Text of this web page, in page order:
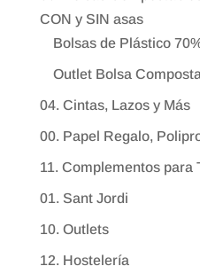
CON y SIN asas
Bolsas de Plástico
Outlet Bolsa
04. Cintas, Lazos y Más
00. Papel Regalo,
11. Complementos para
01. Sant Jordi
10. Outlets
12. Hostelería